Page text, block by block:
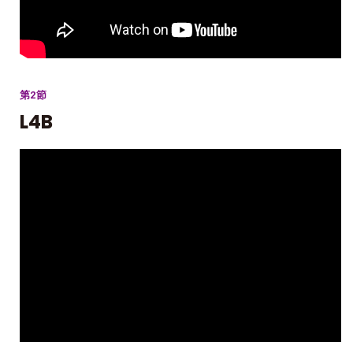
第2節
L4B